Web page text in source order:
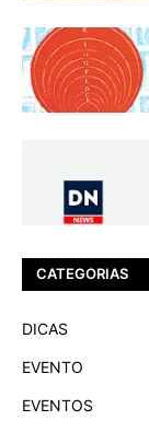
CATEGORIAS
DICAS
EVENTO
EVENTOS